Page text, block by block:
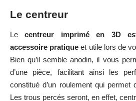
Le centreur
Lecentreur imprimé en 3D
accessoire pratique et utile lors de
Bien qu’il semble anodin, il vous
d’une pièce, facilitant ainsi les
constitué d’un roulement qui permet
Les trous percés seront, en effet,